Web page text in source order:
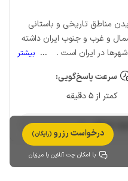
مناطق تاریخی و باستانی
شمال و غرب و جنوب ایران داشته
در ایران است .
... بیشتر
سرعت پاسخ‌گویی:
کمتر از 5 دقیقه
میزبان
درخواست رزرو (رایگان)
با امکان چت آنلاین با میزبان